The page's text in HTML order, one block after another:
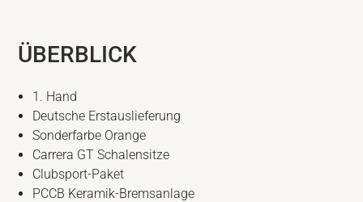
ÜBERBLICK
1. Hand
Deutsche Erstauslieferung
Sonderfarbe Orange
Carrera GT Schalensitze
Clubsport-Paket
PCCB Keramik-Bremsanlage